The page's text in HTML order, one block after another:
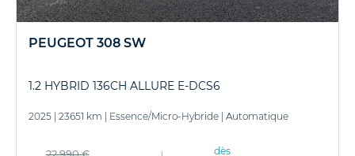
PEUGEOT 308 SW
1.2 HYBRID 136CH ALLURE E-DCS6
2025 | 23651 km | Essence/Micro-Hybride | Automatique
22 990 € dès